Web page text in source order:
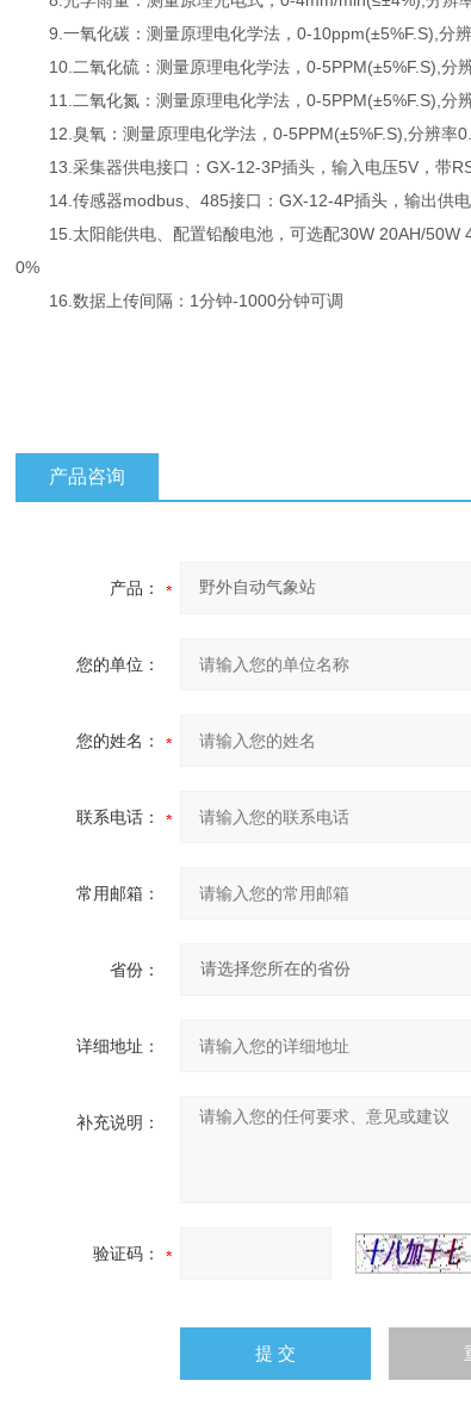
9.一氧化碳：测量原理电化学法，0-10ppm(±5%F.S),分
10.二氧化硫：测量原理电化学法，0-5PPM(±5%F.S),分
11.二氧化氮：测量原理电化学法，0-5PPM(±5%F.S),分
12.臭氧：测量原理电化学法，0-5PPM(±5%F.S),分辨率
13.采集器供电接口：GX-12-3P插头，输入电压5V，带
14.传感器modbus、485接口：GX-12-4P插头，输出供
15.太阳能供电、配置铅酸电池，可选配30W 20AH/50W
0%
16.数据上传间隔：1分钟-1000分钟可调
产品咨询
产品：
您的单位：
您的姓名：
联系电话：
常用邮箱：
省份：
详细地址：
补充说明：
验证码：